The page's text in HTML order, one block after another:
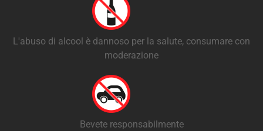
L'abuso di alcool è dannoso per la salute, consumare con
moderazione
Bevete responsabilmente